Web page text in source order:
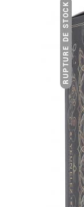
RUPTURE DE STOCK